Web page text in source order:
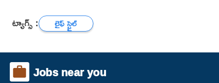
ట్యాగ్స్ : లైఫ్ స్టైల్
Jobs near you